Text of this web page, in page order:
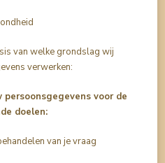
van welke grondslag wij
verwerken:
persoonsgegevens voor de
doelen:
van je vraag